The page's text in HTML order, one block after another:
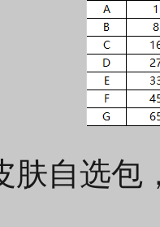
肤自选包